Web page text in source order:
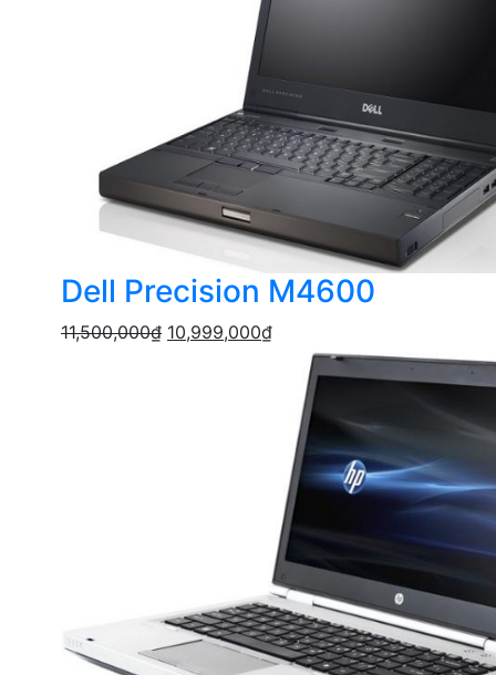
Dell Precision M4600
11,500,000₫ 10,999,000₫